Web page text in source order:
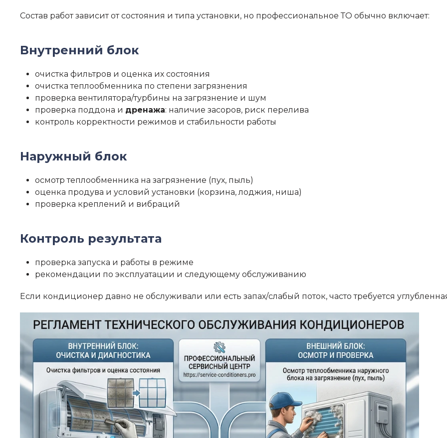
Состав работ зависит от состояния и типа установки, но профессиональное ТО обычно включает:
Внутренний блок
очистка фильтров и оценка их состояния
очистка теплообменника по степени загрязнения
проверка вентилятора/турбины на загрязнение и шум
проверка поддона и дренажа: наличие засоров, риск перелива
контроль корректности режимов и стабильности работы
Наружный блок
осмотр теплообменника на загрязнение (пух, пыль)
оценка продува и условий установки (корзина, лоджия, ниша)
проверка креплений и вибраций
Контроль результата
проверка запуска и работы в режиме
рекомендации по эксплуатации и следующему обслуживанию
Если кондиционер давно не обслуживали или есть запах/слабый поток, часто требуется